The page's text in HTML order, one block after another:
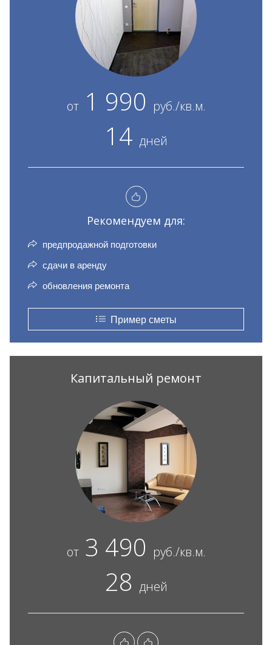
от1 990 руб./кв.м.
14 дней
Рекомендуем для:
предпродажной подготовки
сдачи в аренду
обновления ремонта
Пример сметы
Капитальный ремонт
от3 490 руб./кв.м.
28 дней